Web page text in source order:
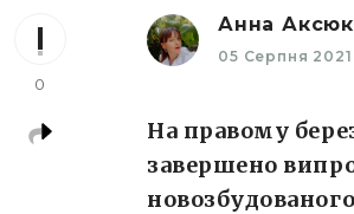
0
Анна Аксюк
05 Серпня
На правому
завершено